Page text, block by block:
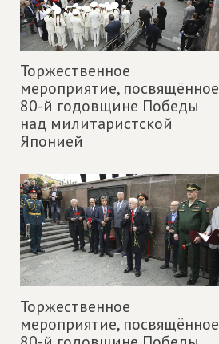
Торжественное
мероприятие, посвящённое
80-й годовщине Победы
над милитаристской
Японией
Торжественное
мероприятие, посвящённое